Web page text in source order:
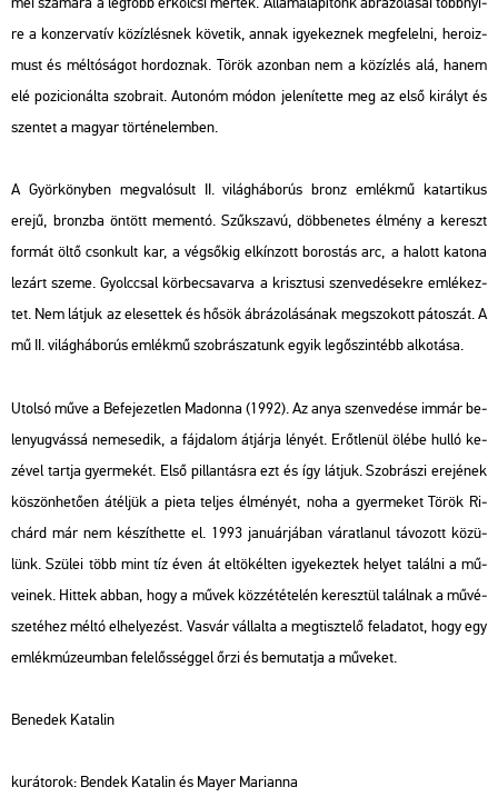
re a kon­zer­va­tív köz­íz­lés­nek kö­ve­tik, annak igye­kez­nek meg­fe­lel­ni, he­ro­iz­
must és mél­tó­sá­got hor­doz­nak. Török azon­ban nem a köz­íz­lés alá, hanem
elé po­zi­ci­o­nál­ta szob­ra­it. Au­to­nóm módon je­le­ní­tet­te meg az első ki­rályt és
szen­tet a ma­gyar tör­té­ne­lem­ben.
A Györ­köny­ben meg­va­ló­sult II. vi­lág­há­bo­rús bronz em­lék­mű ka­tar­ti­kus
erejű, bronz­ba ön­tött me­men­tó. Szűk­sza­vú, döb­be­ne­tes él­mény a ke­reszt
for­mát öltő cson­kult kar, a vég­ső­kig el­kín­zott bo­ros­tás arc, a ha­lott ka­to­na
le­zárt szeme. Gyolccsal kör­be­csa­var­va a krisz­tu­si szen­ve­dé­sek­re em­lé­kez­
tet. Nem lát­juk az el­eset­tek és hősök áb­rá­zo­lá­sá­nak meg­szo­kott pá­to­szát. A
mű II. vi­lág­há­bo­rús em­lék­mű szob­rá­sza­tunk egyik leg­őszin­tébb al­ko­tá­sa.
Utol­só műve a Be­fe­je­zet­len Ma­don­na (1992). Az anya szen­ve­dé­se immár be­
le­nyug­vás­sá ne­me­se­dik, a fáj­da­lom át­jár­ja lé­nyét. Erőt­le­nül ölébe hulló ke­
zé­vel tart­ja gyer­me­két. Első pil­lan­tás­ra ezt és így lát­juk. Szob­rá­szi ere­jé­nek
kö­szön­he­tő­en át­él­jük a pieta tel­jes él­mé­nyét, noha a gyer­me­ket Török Ri­
chárd már nem ké­szít­het­te el. 1993 ja­nu­ár­já­ban vá­rat­la­nul tá­vo­zott kö­zü­
lünk. Szü­lei több mint tíz éven át el­tö­kél­ten igye­kez­tek he­lyet ta­lál­ni a mű­
ve­i­nek. Hit­tek abban, hogy a művek köz­zé­té­te­lén ke­resz­tül ta­lál­nak a mű­vé­
sze­té­hez méltó el­he­lye­zést. Vas­vár vál­lal­ta a meg­tisz­te­lő fel­ada­tot, hogy egy
em­lék­mú­ze­um­ban fe­le­lős­ség­gel őrzi és be­mu­tat­ja a mű­ve­ket.
Be­ne­dek Ka­ta­lin
ku­rá­to­rok: Ben­dek Ka­ta­lin és Mayer Ma­ri­an­na